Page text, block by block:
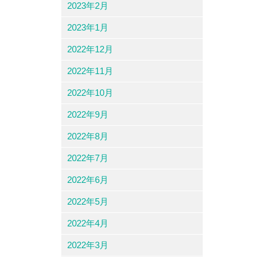
2023年2月
2023年1月
2022年12月
2022年11月
2022年10月
2022年9月
2022年8月
2022年7月
2022年6月
2022年5月
2022年4月
2022年3月